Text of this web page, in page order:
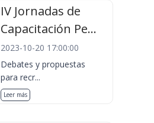
IV Jornadas de
Capacitación Pe...
2023-10-20 17:00:00
Debates y propuestas
para recr...
Leer más